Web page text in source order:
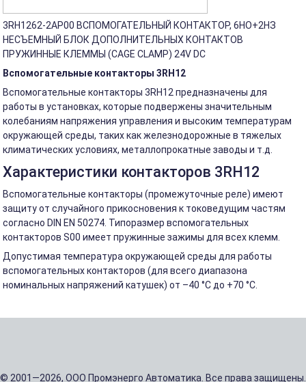
3RH1262-2AP00 ВСПОМОГАТЕЛЬНЫЙ КОНТАКТОР, 6НO+2НЗ
НЕСЪЕМНЫЙ БЛОК ДОПОЛНИТЕЛЬНЫХ КОНТАКТОВ
ПРУЖИННЫЕ КЛЕММЫ (CAGE CLAMP) 24V DC
Вспомогательные контакторы 3RH12
Вспомогательные контакторы 3RH12 предназначены для
работы в установках, которые подвержены значительным
колебаниям напряжения управления и высоким температурам
окружающей среды, таких как железнодорожные в тяжелых
климатических условиях, металлопрокатные заводы и т.д.
Характеристики контакторов 3RH12
Вспомогательные контакторы (промежуточные реле) имеют
защиту от случайного прикосновения к токоведущим частям
согласно DIN EN 50274. Типоразмер вспомогательных
контакторов S00 имеет пружинные зажимы для всех клемм.
Допустимая температура окружающей среды для работы
вспомогательных контакторов (для всего диапазона
номинальных напряжений катушек) от –40 °C до +70 °C.
© 2001—2026, ООО Промэнерго Автоматика. Все права защищены.